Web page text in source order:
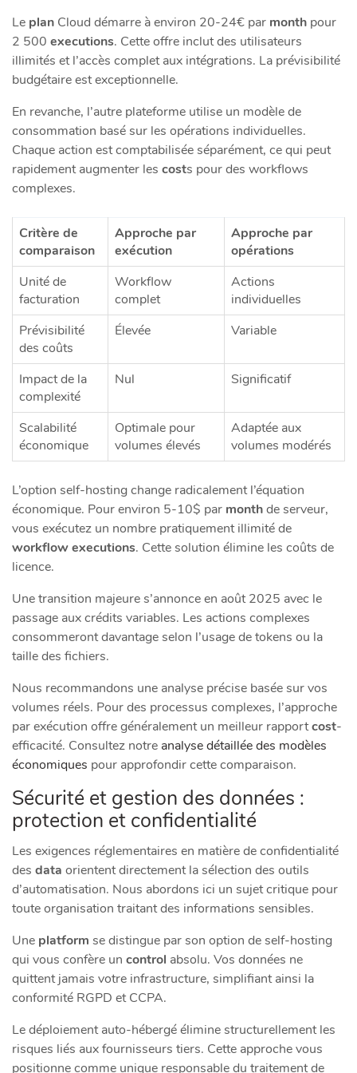
Le plan Cloud démarre à environ 20-24€ par month pour
2 500 executions. Cette offre inclut des utilisateurs
illimités et l’accès complet aux intégrations. La prévisibilité
budgétaire est exceptionnelle.
En revanche, l’autre plateforme utilise un modèle de
consommation basé sur les opérations individuelles.
Chaque action est comptabilisée séparément, ce qui peut
rapidement augmenter les costs pour des workflows
complexes.
Critère de
comparaison
Approche par
exécution
Approche par
opérations
Unité de
facturation
Workflow
complet
Actions
individuelles
Prévisibilité
des coûts
Élevée Variable
Impact de la
complexité
Nul Significatif
Scalabilité
économique
Optimale pour
volumes élevés
Adaptée aux
volumes modérés
L’option self-hosting change radicalement l’équation
économique. Pour environ 5-10$ par monthde serveur,
vous exécutez un nombre pratiquement illimité de
workflow executions. Cette solution élimine les coûts de
licence.
Une transition majeure s’annonce en août 2025 avec le
passage aux crédits variables. Les actions complexes
consommeront davantage selon l’usage de tokens ou la
taille des fichiers.
Nous recommandons une analyse précise basée sur vos
volumes réels. Pour des processus complexes, l’approche
par exécution offre généralement un meilleur rapportcost-
efficacité. Consultez notre analyse détaillée des modèles
économiques pour approfondir cette comparaison.
Sécurité et gestion des données :
protection et confidentialité
Les exigences réglementaires en matière de confidentialité
des data orientent directement la sélection des outils
d’automatisation. Nous abordons ici un sujet critique pour
toute organisation traitant des informations sensibles.
Une platform se distingue par son option de self-hosting
qui vous confère un control absolu. Vos données ne
quittent jamais votre infrastructure, simplifiant ainsi la
conformité RGPD et CCPA.
Le déploiement auto-hébergé élimine structurellement les
risques liés aux fournisseurs tiers. Cette approche vous
positionne comme unique responsable du traitement de